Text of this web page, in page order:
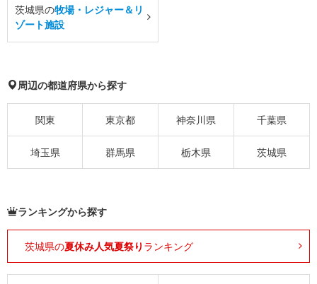
茨城県の牧場・レジャー＆リ
ゾート施設
周辺の都道府県から探す
関東 東京都 神奈川県 千葉県
埼玉県 群馬県 栃木県 茨城県
ランキングから探す
茨城県の夏休み人気夏祭り ランキング